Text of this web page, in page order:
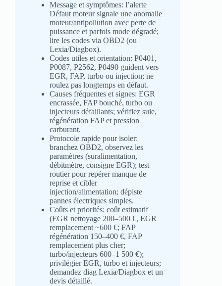
Message et symptômes: l’alerte
Défaut moteur signale une anomalie
moteur/antipollution avec perte de
puissance et parfois mode dégradé;
lire les codes via OBD2 (ou
Lexia/Diagbox).
Codes utiles et orientation: P0401,
P0087, P2562, P0490 guident vers
EGR, FAP, turbo ou injection; ne
roulez pas longtemps en défaut.
Causes fréquentes et signes: EGR
encrassée, FAP bouché, turbo ou
injecteurs défaillants; vérifiez suie,
régénération FAP et pression
carburant.
Protocole rapide pour isoler:
branchez OBD2, observez les
paramètres (suralimentation,
débitmètre, consigne EGR); test
routier pour repérer manque de
reprise et cibler
injection/alimentation; dépiste
pannes électriques simples.
Coûts et priorités: coût estimatif
(EGR nettoyage 200–500 €, EGR
remplacement ~600 €; FAP
régénération 150–400 €, FAP
remplacement plus cher;
turbo/injecteurs 600–1 500 €);
privilégier EGR, turbo et injecteurs;
demandez diag Lexia/Diagbox et un
devis détaillé.